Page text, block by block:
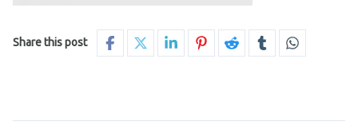
Share this post